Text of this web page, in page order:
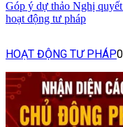
Góp ý dự thảo Nghị
hoạt động tư pháp
HOẠT ĐỘNG TƯ PHÁP